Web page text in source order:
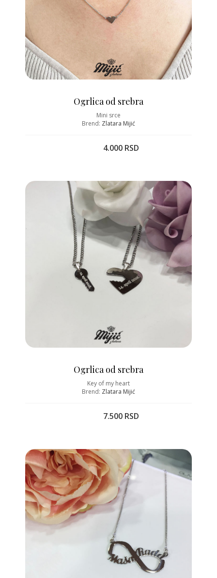
Ogrlica od srebra
Mini srce
Brend: Zlatara Mijić
4.000 RSD
Ogrlica od srebra
Key of my heart
Brend: Zlatara Mijić
7.500 RSD